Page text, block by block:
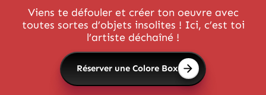
Viens te défouler et créer ton oeuvre avec
toutes sortes d’objets insolites ! Ici, c’est toi
l’artiste déchaîné !
Réserver une Colore Box